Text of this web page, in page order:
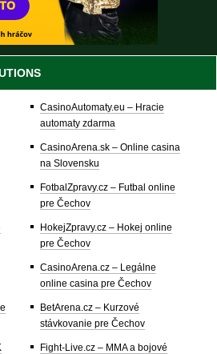
CasinoAutomaty.eu – Hracie
automaty zdarma
CasinoArena.sk – Online casina
na Slovensku
FotbalZpravy.cz – Futbal online
pre Čechov
HokejZpravy.cz – Hokej online
pre Čechov
CasinoArena.cz – Legálne
online casina pre Čechov
BetArena.cz – Kurzové
stávkovanie pre Čechov
Fight-Live.cz – MMA a bojové